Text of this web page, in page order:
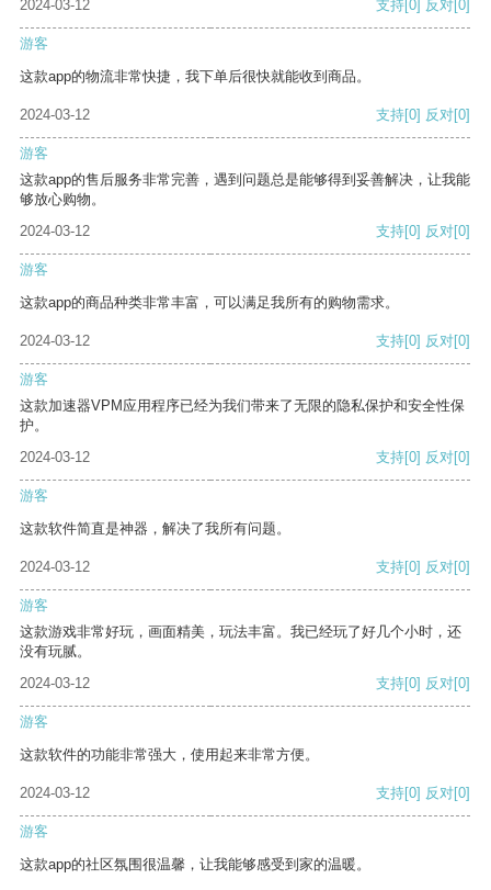
2024-03-12 支持 [0] 反对 [0]
游客
这款app的物流非常快捷，我下单后很快就能收到商品。
2024-03-12 支持[0] 反对[0]
游客
这款app的售后服务非常完善，遇到问题总是能够得到妥善解决，让我能
够放心购物。
2024-03-12
支持[0] 反对[0]
游客
这款app的商品种类非常丰富，可以满足我所有的购物需求。
2024-03-12 支持[0] 反对[0]
游客
这款加速器VPM应用程序已经为我们带来了无限的隐私保护和安全性保
护。
2024-03-12
支持[0] 反对[0]
游客
这款软件简直是神器，解决了我所有问题。
2024-03-12 支持[0] 反对[0]
游客
这款游戏非常好玩，画面精美，玩法丰富。我已经玩了好几个小时，还
没有玩腻。
2024-03-12
支持[0] 反对[0]
游客
这款软件的功能非常强大，使用起来非常方便。
2024-03-12 支持[0] 反对[0]
游客
这款app的社区氛围很温馨，让我能够感受到家的温暖。